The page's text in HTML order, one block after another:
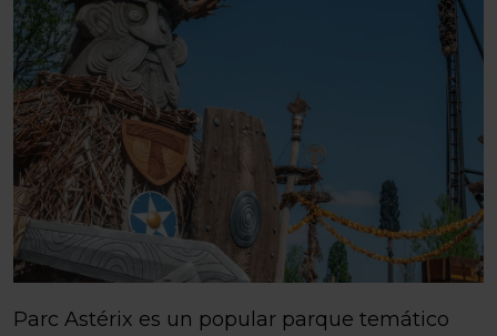
Parc Astérix es un popular parque temático